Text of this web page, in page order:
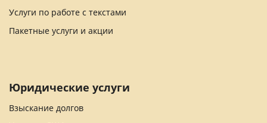
Услуги по работе с текстами
Пакетные услуги и акции
Юридические услуги
Взыскание долгов